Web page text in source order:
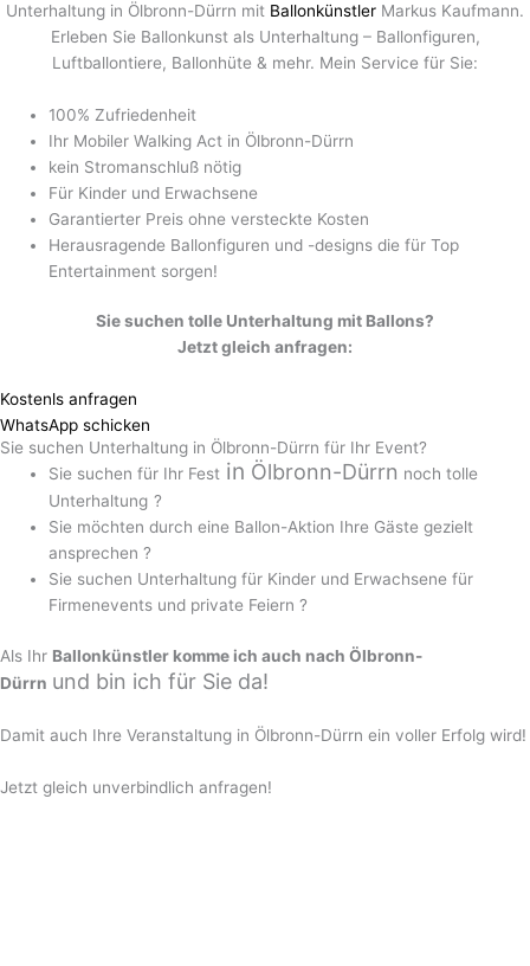
Unterhaltung in Ölbronn-Dürrn mit Ballonkünstler Markus Kaufmann.
Erleben Sie Ballonkunst als Unterhaltung – Ballonfiguren,
Luftballontiere, Ballonhüte & mehr. Mein Service für Sie:
100% Zufriedenheit
Ihr Mobiler Walking Act in Ölbronn-Dürrn
kein Stromanschluß nötig
Für Kinder und Erwachsene
Garantierter Preis ohne versteckte Kosten
Herausragende Ballonfiguren und -designs die für Top
Entertainment sorgen!
Sie suchen tolle Unterhaltung mit Ballons?
Jetzt gleich anfragen:
Kostenls anfragen
WhatsApp schicken
Sie suchen Unterhaltung in Ölbronn-Dürrn für Ihr Event?
Sie suchen für Ihr Fest in Ölbronn-Dürrn noch tolle
Unterhaltung ?
Sie möchten durch eine Ballon-Aktion Ihre Gäste gezielt
ansprechen ?
Sie suchen Unterhaltung für Kinder und Erwachsene für
Firmenevents und private Feiern ?
Als Ihr Ballonkünstler komme ich auch nach Ölbronn-
Dürrn und bin ich für Sie da!
Damit auch Ihre Veranstaltung in Ölbronn-Dürrn ein voller Erfolg wird!
Jetzt gleich unverbindlich anfragen!